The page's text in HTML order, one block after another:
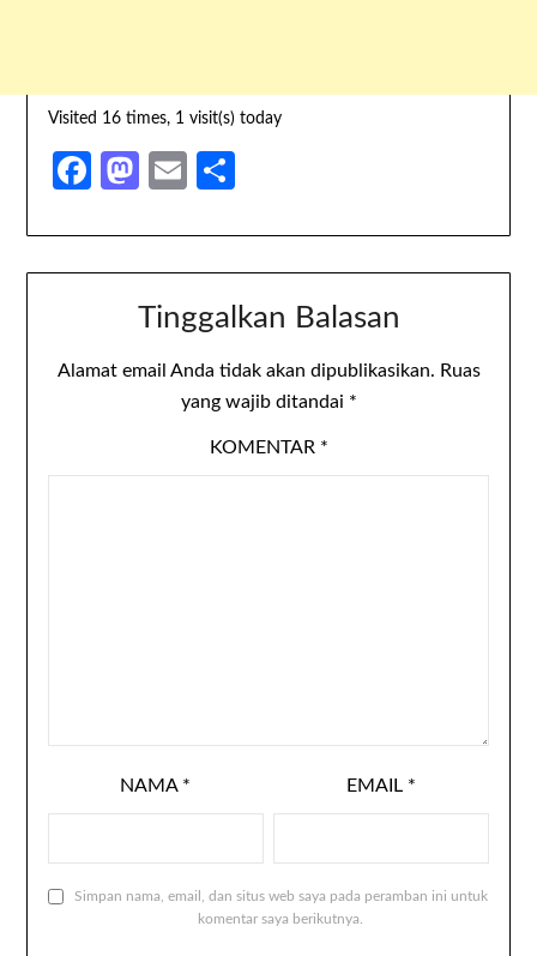
Visited 16 times, 1 visit(s) today
Facebook
Mastodon
Email
Tinggalkan Balasan
Alamat email Anda tidak akan dipublikasikan. Ruas
yang wajib ditandai *
KOMENTAR *
NAMA * EMAIL *
Simpan nama, email, dan situs web saya pada peramban ini untuk
komentar saya berikutnya.